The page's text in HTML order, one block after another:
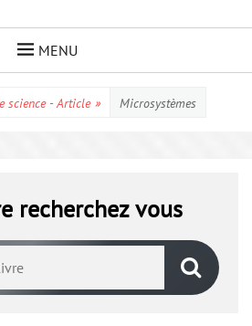
MENU
science - Article » Microsystèmes
recherchez vous